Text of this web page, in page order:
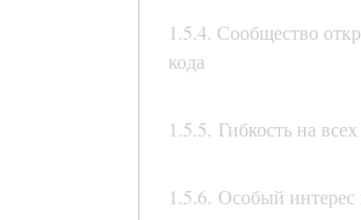
1.5.4. Сообщество
кода
1.5.5. Гибкость на
1.5.6. Особый